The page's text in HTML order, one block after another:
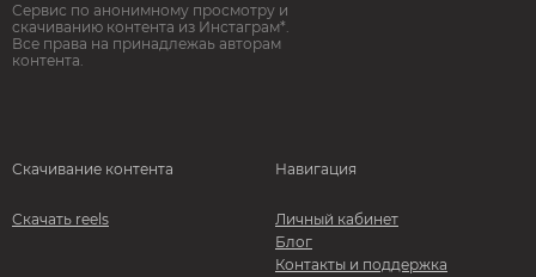
Сервис по анонимному просмотру и
скачиванию контента из Инстаграм*.
Все права на принадлежаь авторам
контента.
Скачивание контента
Скачать reels
Навигация
Личный кабинет
Блог
Контакты и поддержка